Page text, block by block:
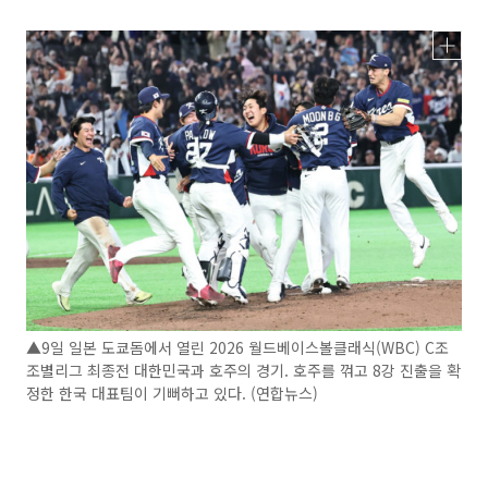
▲9일 일본 도쿄돔에서 열린 2026 월드베이스볼클래식(WBC) C조
조별리그 최종전 대한민국과 호주의 경기. 호주를 꺾고 8강 진출을 확
정한 한국 대표팀이 기뻐하고 있다. (연합뉴스)